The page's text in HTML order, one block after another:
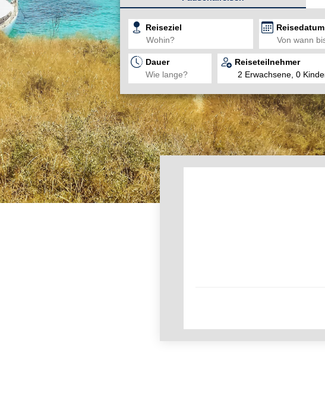
Reiseziel Reisedatum
Dauer Reiseteilnehmer